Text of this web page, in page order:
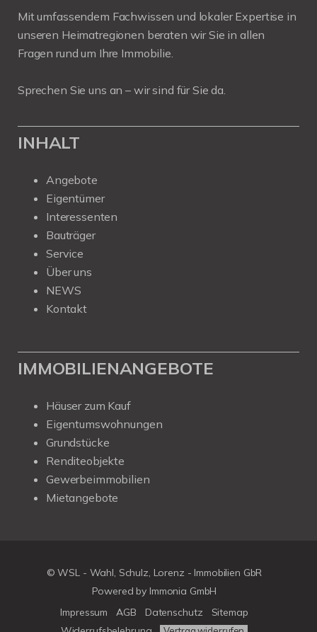
Mit umfassendem Fachwissen und lokaler Expertise in
unseren Heimatregionen beraten wir Sie in allen
Fragen rund um Ihre Immobilie.
Sprechen Sie uns an – wir sind für Sie da.
INHALT
Angebote
Eigentümer
Interessenten
Bauträger
Service
Über uns
NEWS
Kontakt
IMMOBILIENANGEBOTE
Häuser zum Kauf
Eigentumswohnungen
Grundstücke
Renditeobjekte
Gewerbeimmobilien
Mietangebote
© WSL - Wahl, Schulz, Lorenz - Immobilien GbR
Powered by Immonia GmbH
Impressum
AGB Datenschutz
Sitemap